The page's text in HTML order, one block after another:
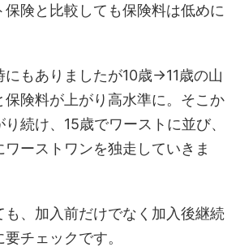
保険と比較しても保険料は低めに
にもありましたが10歳→11歳の山
保険料が上がり高水準に。そこか
続け、15歳でワーストに並び、
ーストワンを独走していきま
、加入前だけでなく加入後継続
チェックです。